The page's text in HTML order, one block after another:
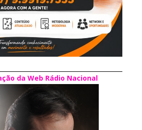
da Web Rádio Nacional